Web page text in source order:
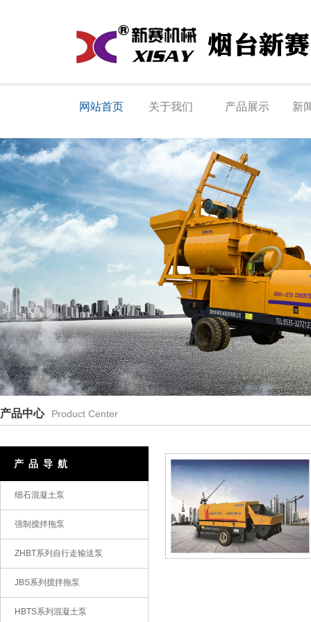
网站首页 关于我们 产品展示 新
产品中心 Product Center
产品导航
细石混凝土泵
强制搅拌拖泵
ZHBT系列自行走输送泵
JBS系列搅拌拖泵
HBTS系列混凝土泵